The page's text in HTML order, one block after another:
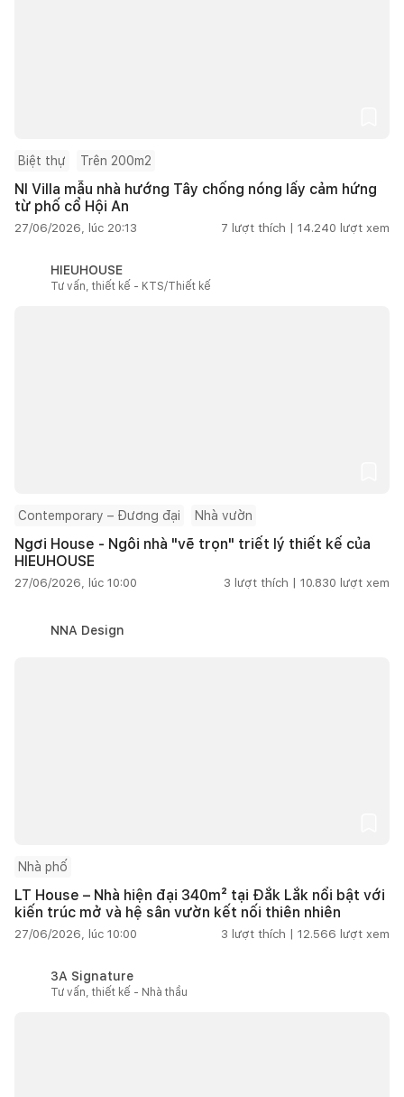
Biệt thự Trên 200m2
NI Villa mẫu nhà hướng Tây chống nóng lấy cảm hứng
từ phố cổ Hội An
27/06/2026, lúc 20:13 7 lượt thích | 14.240 lượt xem
HIEUHOUSE
Tư vấn, thiết kế - KTS/Thiết kế
Contemporary – Đương đại Nhà vườn
Ngơi House - Ngôi nhà "vẽ trọn" triết lý thiết kế của
HIEUHOUSE
27/06/2026, lúc 10:00 3 lượt thích | 10.830 lượt xem
NNA Design
Nhà phố
LT House – Nhà hiện đại 340m² tại Đắk Lắk nổi bật với
kiến trúc mở và hệ sân vườn kết nối thiên nhiên
27/06/2026, lúc 10:00 3 lượt thích | 12.566 lượt xem
3A Signature
Tư vấn, thiết kế - Nhà thầu